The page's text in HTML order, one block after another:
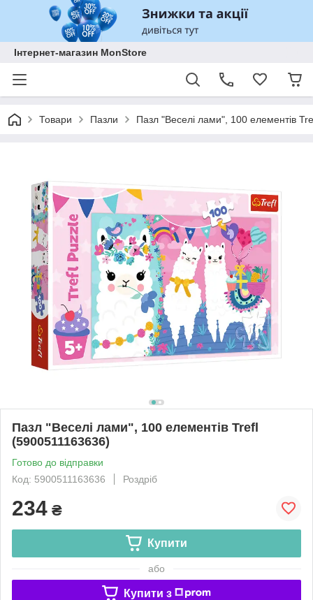
Інтернет-магазин MonStore
Товари Пазли Пазл "Веселі лами", 100 елементів
Пазл "Веселі лами", 100 елементів Trefl
(5900511163636)
Готово до відправки
Код: 5900511163636
Роздріб
234 ₴
Купити
або
Купити з